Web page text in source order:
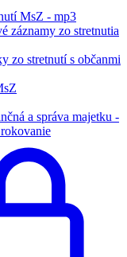
MsZ - mp3
záznamy zo stretnutia
zo stretnutí s občanmi
a správa majetku -